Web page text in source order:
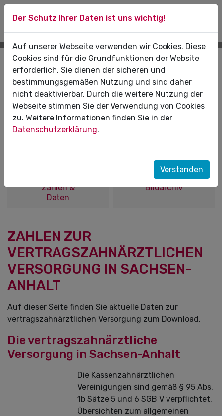
Presse-
mitteilungen
Presse-
kontakt
Zahlen &
Daten
Bildarchiv
ZAHLEN ZUR
VERTRAGSZAHNÄRZTLICHEN
VERSORGUNG IN SACHSEN-
ANHALT
Auf dieser Seite finden Sie aktuelle Daten zur
vertragszahnärztlichen Versorgung zum Download.
Die vertragszahnärztliche
Versorgung in Sachsen-Anhalt
Die Kassenzahnärztlichen
Vereinigungen sind gemäß § 95 Abs.
1b Sätze 5 und 6 SGB V verpflichtet,
Übersichten zum allgemeinen
Der Schutz Ihrer Daten ist uns wichtig!
Auf unserer Webseite verwenden wir Cookies. Diese
Cookies sind für die Grundfunktionen der Website
erforderlich. Sie dienen der sicheren und
bestimmungsgemäßen Nutzung und sind daher
nicht deaktivierbar. Durch die weitere Nutzung der
Webseite stimmen Sie der Verwendung von Cookies
zu. Weitere Informationen finden Sie in der
Datenschutzerklärung.
Verstanden